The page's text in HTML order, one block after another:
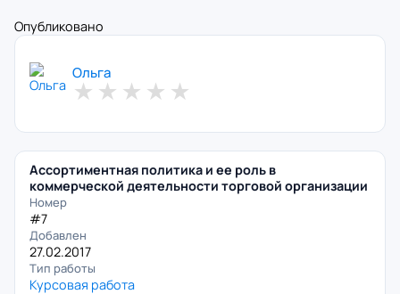
Опубликовано
Ольга
★ ★ ★ ★ ★
Ассортиментная политика и ее роль в
коммерческой деятельности торговой организации
Номер
#7
Добавлен
27.02.2017
Тип работы
Курсовая работа